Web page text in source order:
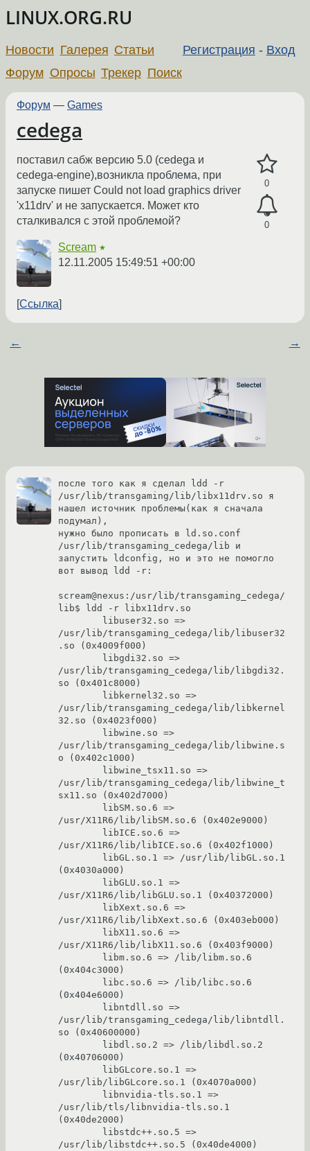
LINUX.ORG.RU
Регистрация - Вход
Новости Галерея Статьи
Форум Опросы Трекер Поиск
Форум — Games
cedega
0
0
поставил сабж версию 5.0 (cedega и
cedega-engine),возникла проблема, при
запуске пишет Could not load graphics driver
'x11drv' и не запускается. Может кто
сталкивался с этой проблемой?
Scream ★
12.11.2005 15:49:51 +00:00
Ссылка
← →
после того как я сделал ldd -r
/usr/lib/transgaming/lib/libx11drv.so я
нашел источник проблемы(как я сначала
подумал),
нужно было прописать в ld.so.conf
/usr/lib/transgaming_cedega/lib и
запустить ldconfig, но и это не помогло
вот вывод ldd -r:
scream@nexus:/usr/lib/transgaming_cedega/
lib$ ldd -r libx11drv.so
/usr/lib/transgaming_cedega/lib/libuser32
.so (0x4009f000)
/usr/lib/transgaming_cedega/lib/libgdi32.
so (0x401c8000)
/usr/lib/transgaming_cedega/lib/libkernel
32.so (0x4023f000)
/usr/lib/transgaming_cedega/lib/libwine.s
o (0x402c1000)
/usr/lib/transgaming_cedega/lib/libwine_t
sx11.so (0x402d7000)
/usr/X11R6/lib/libSM.so.6 (0x402e9000)
/usr/X11R6/lib/libICE.so.6 (0x402f1000)
(0x4030a000)
/usr/X11R6/lib/libGLU.so.1 (0x40372000)
/usr/X11R6/lib/libXext.so.6 (0x403eb000)
/usr/X11R6/lib/libX11.so.6 (0x403f9000)
(0x404c3000)
(0x404e6000)
/usr/lib/transgaming_cedega/lib/libntdll.
so (0x40600000)
(0x40706000)
/usr/lib/libGLcore.so.1 (0x4070a000)
/usr/lib/tls/libnvidia-tls.so.1
(0x40de2000)
/usr/lib/libstdc++.so.5 (0x40de4000)